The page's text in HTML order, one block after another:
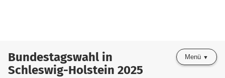
Bundestagswahl in
Schleswig-Holstein 2025
Menü